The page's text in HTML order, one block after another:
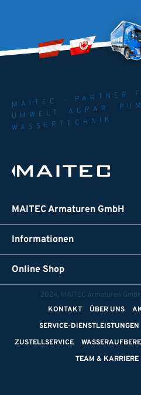
MAITEC - PARTNER
UMWELT. AGRAR.
WASSERTECHNIK
MAITEC Armaturen GmbH
Informationen
Online Shop
2024, MAITEC Armaturen
KONTAKT
ÜBER UNS
SERVICE-DIENSTLEISTUNGEN
ZUSTELLSERVICE
TEAM & KARRIERE